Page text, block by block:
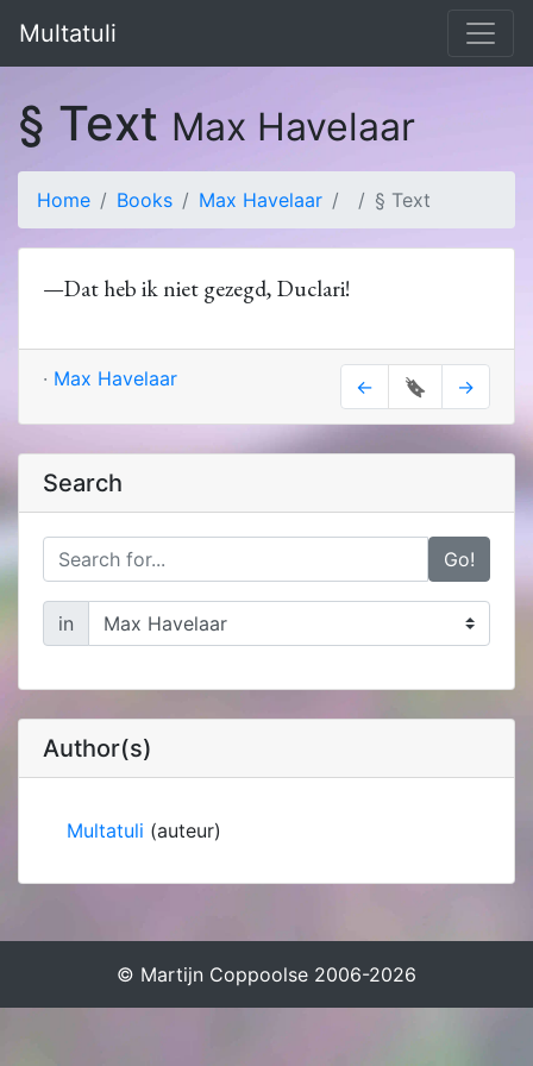
Multatuli
§ Text Max Havelaar
Home Books Max Havelaar § Text
—Dat heb ik niet gezegd, Duclari!
· Max Havelaar ← 🔖 →
Search
Go!
in
Author(s)
Multatuli (auteur)
© Martijn Coppoolse 2006-2026